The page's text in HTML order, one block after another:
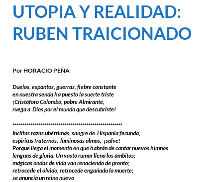
UTOPIA Y REALIDAD:
RUBEN TRAICIONADO
Por HORACIO PEÑA
Duelos, espantos, guerras, fiebre constante
en nuestra senda ha puesto la suerte triste
¡Cristóforo Colombo, pobre Almirante,
ruega a Dios por el mundo que descubriste!
*******************************************************
Inclitas razas ubérrimas, sangre de Hispania fecunda,
espiritus fraternos, luminosas almas, ¡salve!
Porque llega el momento en que habrán de cantar nuevos himnos
lenguas de gloria. Un vasto rumor llena los ámbitos;
mágicas ondas de vida van renaciendo de pronto;
retrocede el olvido, retrocede engañada la muerte;
se anuncia un reino nuevo